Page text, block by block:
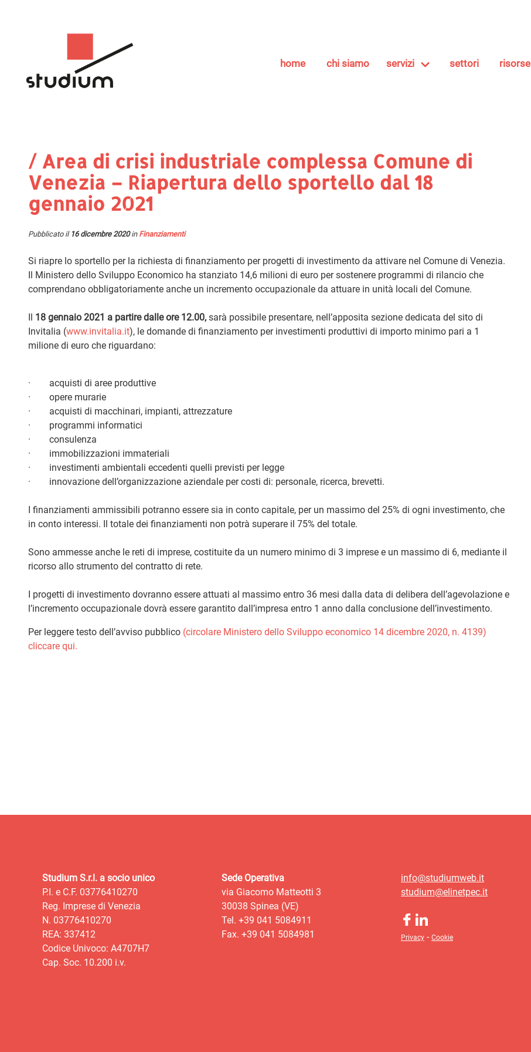
home chi siamo servizi settori risorse
/ Area di crisi industriale complessa Comune di
Venezia – Riapertura dello sportello dal 18
gennaio 2021
Pubblicato il 16 dicembre 2020in Finanziamenti
Si riapre lo sportello per la richiesta di finanziamento per progetti di investimento da attivare nel Comune di Venezia.
Il Ministero dello Sviluppo Economico ha stanziato 14,6 milioni di euro per sostenere programmi di rilancio che
comprendano obbligatoriamente anche un incremento occupazionale da attuare in unità locali del Comune.
Il 18 gennaio 2021 a partire dalle ore 12.00, sarà possibile presentare, nell’apposita sezione dedicata del sito di
Invitalia (www.invitalia.it), le domande di finanziamento per investimenti produttivi di importo minimo pari a 1
milione di euro che riguardano:
· acquisti di aree produttive
· opere murarie
· acquisti di macchinari, impianti, attrezzature
· programmi informatici
· consulenza
· immobilizzazioni immateriali
· investimenti ambientali eccedenti quelli previsti per legge
· innovazione dell’organizzazione aziendale per costi di: personale, ricerca, brevetti.
I finanziamenti ammissibili potranno essere sia in conto capitale, per un massimo del 25% di ogni investimento, che
in conto interessi. Il totale dei finanziamenti non potrà superare il 75% del totale.
Sono ammesse anche le reti di imprese, costituite da un numero minimo di 3 imprese e un massimo di 6, mediante il
ricorso allo strumento del contratto di rete.
I progetti di investimento dovranno essere attuati al massimo entro 36 mesi dalla data di delibera dell’agevolazione e
l’incremento occupazionale dovrà essere garantito dall’impresa entro 1 anno dalla conclusione dell’investimento.
Per leggere testo dell’avviso pubblico (circolare Ministero dello Sviluppo economico 14 dicembre 2020, n. 4139)
cliccare qui.
Studium S.r.l. a socio unico
P.I. e C.F. 03776410270
Reg. Imprese di Venezia
N. 03776410270
REA: 337412
Codice Univoco: A4707H7
Cap. Soc. 10.200 i.v.
Sede Operativa
via Giacomo Matteotti 3
30038 Spinea (VE)
Tel. +39 041 5084911
Fax. +39 041 5084981
info@studiumweb.it
studium@elinetpec.it
Privacy - Cookie